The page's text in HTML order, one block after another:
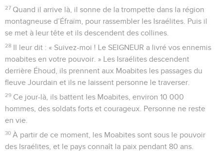
27 Quand il arrive là, il sonne de la trompette dans la région
montagneuse d’Éfraïm, pour rassembler les Israélites. Puis il
se met à leur tête et ils descendent des collines.
28 Il leur dit : « Suivez-moi ! Le SEIGNEUR a livré vos ennemis
moabites en votre pouvoir. » Les Israélites descendent
derrière Éhoud, ils prennent aux Moabites les passages du
fleuve Jourdain et ils ne laissent personne le traverser.
29 Ce jour-là, ils battent les Moabites, environ 10 000
hommes, des soldats forts et courageux. Personne ne reste
en vie.
30 À partir de ce moment, les Moabites sont sous le pouvoir
des Israélites, et le pays connaît la paix pendant 80 ans.